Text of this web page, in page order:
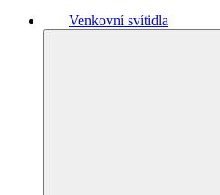
Venkovní svítidla